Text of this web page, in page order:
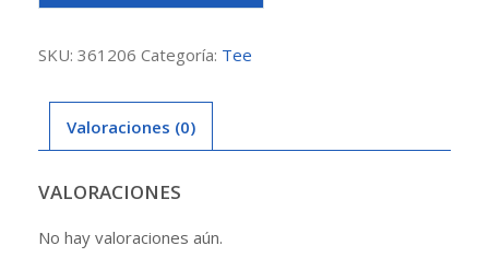
cantidad
SKU: 361206 Categoría: Tee
Valoraciones (0)
VALORACIONES
No hay valoraciones aún.